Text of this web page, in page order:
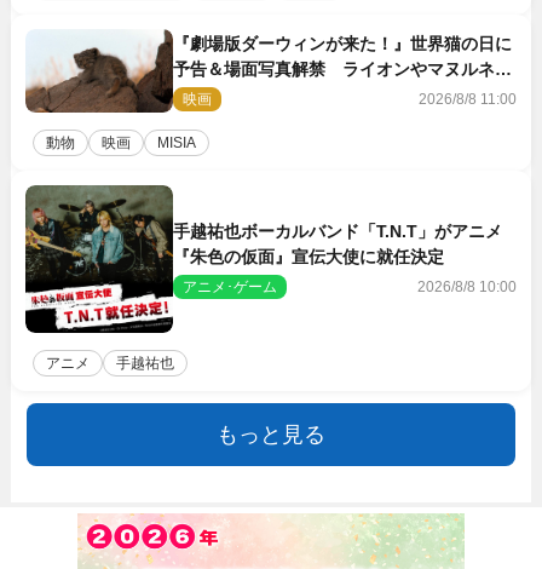
『劇場版ダーウィンが来た！』世界猫の日に
予告＆場面写真解禁 ライオンやマヌルネコ
の赤ちゃんが大集合
映画 2026/8/8 11:00
動物 映画 MISIA
手越祐也ボーカルバンド「T.N.T」がアニメ
『朱色の仮面』宣伝大使に就任決定
アニメ･ゲーム 2026/8/8 10:00
アニメ 手越祐也
もっと見る